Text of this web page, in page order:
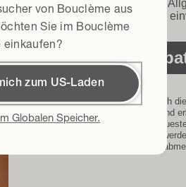
von Bouclème aus
Sie im Bouclème
einkaufen?
zum US-Laden
Globalen Speicher.
Ich erkläre mich mit den
Geschäftsbedingungen*
15%
Mit der Anmeldung akzeptiere ich die
Bedingungen und Konditionen
und
Bouclème per E-Mail über die
Veranstaltungen informiert zu